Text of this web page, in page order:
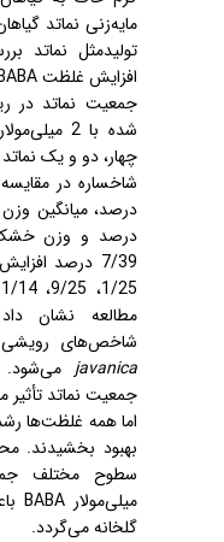
مایه‌زنی نماتد
تولیدمثل نماتد
افزایش غلظتBABA
جمعیت نماتد در
شده با 2 میلی‌مولار
چهار، دو و یک
7/39 درصد
مطالعه نشان
شاخص‌های رویشی
javanicaمی‌شود.
جمعیت نماتد تأثیر
اما همه غلظت‌ها
بهبود بخشیدند.
سطوح مختلف
میلی‌مولارBABA
گلخانه می‌گردد.